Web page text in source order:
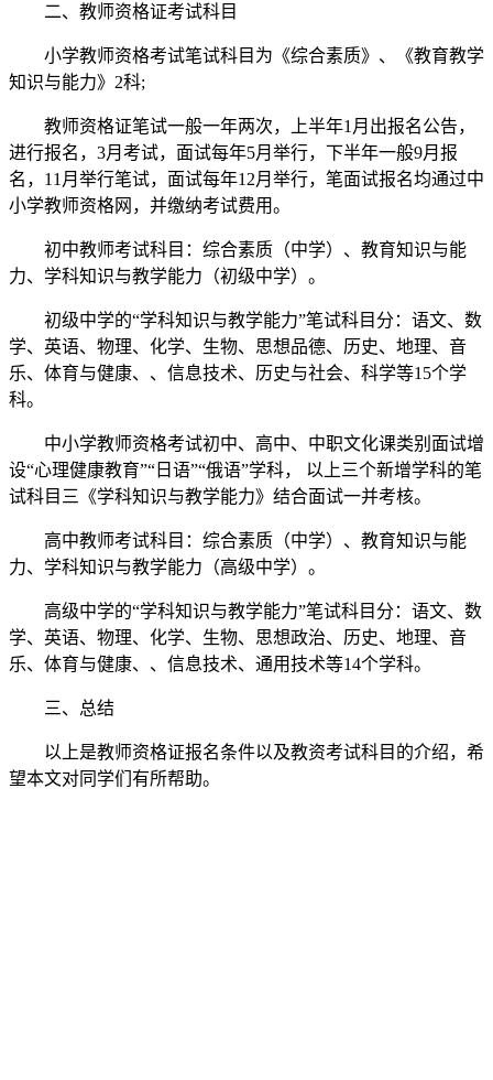
二、教师资格证考试科目
小学教师资格考试笔试科目为《综合素质》、《教育教学
知识与能力》2科;
教师资格证笔试一般一年两次，上半年1月出报名公告，
进行报名，3月考试，面试每年5月举行，下半年一般9月报
名，11月举行笔试，面试每年12月举行，笔面试报名均通过中
小学教师资格网，并缴纳考试费用。
初中教师考试科目：综合素质（中学）、教育知识与能
力、学科知识与教学能力（初级中学）。
初级中学的“学科知识与教学能力”笔试科目分：语文、数
学、英语、物理、化学、生物、思想品德、历史、地理、音
乐、体育与健康、、信息技术、历史与社会、科学等15个学
科。
中小学教师资格考试初中、高中、中职文化课类别面试增
设“心理健康教育”“日语”“俄语”学科， 以上三个新增学科的笔
试科目三《学科知识与教学能力》结合面试一并考核。
高中教师考试科目：综合素质（中学）、教育知识与能
力、学科知识与教学能力（高级中学）。
高级中学的“学科知识与教学能力”笔试科目分：语文、数
学、英语、物理、化学、生物、思想政治、历史、地理、音
乐、体育与健康、、信息技术、通用技术等14个学科。
三、总结
以上是教师资格证报名条件以及教资考试科目的介绍，希
望本文对同学们有所帮助。